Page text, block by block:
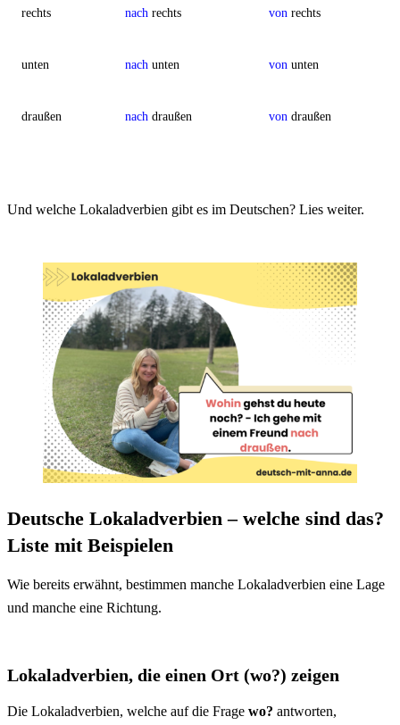
rechts nach rechts von rechts
unten nach unten von unten
draußen nach draußen von draußen
Und welche Lokaladverbien gibt es im Deutschen? Lies weiter.
Deutsche Lokaladverbien – welche sind das?
Liste mit Beispielen
Wie bereits erwähnt, bestimmen manche Lokaladverbien eine Lage
und manche eine Richtung.
Lokaladverbien, die einen Ort (wo?) zeigen
Die Lokaladverbien, welche auf die Frage wo? antworten,